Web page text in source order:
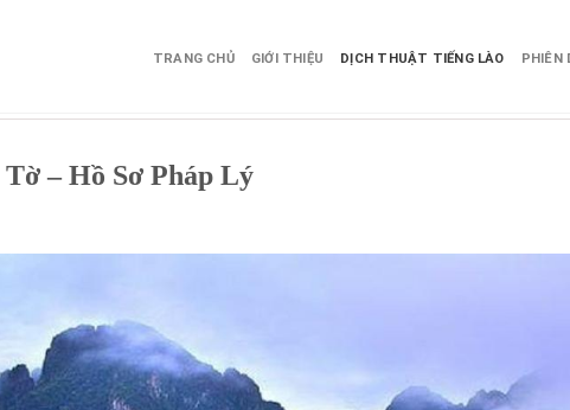
TRANG CHỦ GIỚI THIỆU DỊCH THUẬT TIẾNG LÀO PHIÊN
– Hồ Sơ Pháp Lý